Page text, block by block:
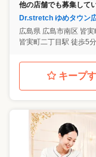
他の店舗でも募集して
Dr.stretch ゆめタウン
広島県 広島市南区 皆
皆実町二丁目駅 徒歩5
キープ